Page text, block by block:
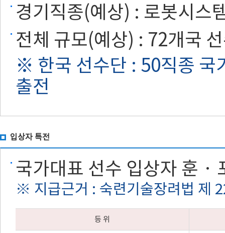
경기직종(예상) : 로봇시스
전체 규모(예상) : 72개국
※ 한국 선수단 : 50직종 국
출전
입상자 특전
국가대표 선수 입상자 훈 ·
※ 지급근거 : 숙련기술장려법 제
등 위